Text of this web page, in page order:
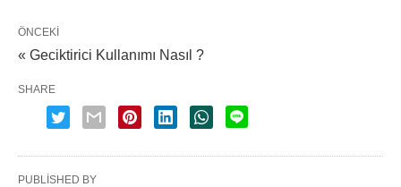
ÖNCEKI
« Geciktirici Kullanımı Nasıl ?
SHARE
PUBLISHED BY